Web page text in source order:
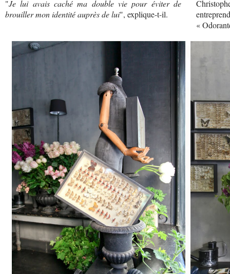
"Je lui avais caché ma double vie pour éviter de
brouiller mon identité auprès de lui", explique-t-il.
«